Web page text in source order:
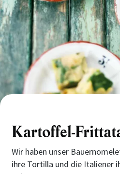
Kartoffel-
Wir haben unser
ihre Tortilla und die Italiener